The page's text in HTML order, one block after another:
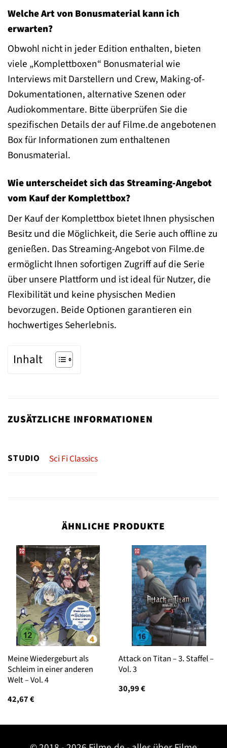
Welche Art von Bonusmaterial kann ich
erwarten?
Obwohl nicht in jeder Edition enthalten, bieten
viele „Komplettboxen“ Bonusmaterial wie
Interviews mit Darstellern und Crew, Making-of-
Dokumentationen, alternative Szenen oder
Audiokommentare. Bitte überprüfen Sie die
spezifischen Details der auf Filme.de angebotenen
Box für Informationen zum enthaltenen
Bonusmaterial.
Wie unterscheidet sich das Streaming-Angebot
vom Kauf der Komplettbox?
Der Kauf der Komplettbox bietet Ihnen physischen
Besitz und die Möglichkeit, die Serie auch offline zu
genießen. Das Streaming-Angebot von Filme.de
ermöglicht Ihnen sofortigen Zugriff auf die Serie
über unsere Plattform und ist ideal für Nutzer, die
Flexibilität und keine physischen Medien
bevorzugen. Beide Optionen garantieren ein
hochwertiges Seherlebnis.
Inhalt
ZUSÄTZLICHE INFORMATIONEN
STUDIO Sci Fi Classics
ÄHNLICHE PRODUKTE
Meine Wiedergeburt als
Schleim in einer anderen
Welt – Vol. 4
42,67€
Attack on Titan – 3. Staffel –
Vol. 3
30,99€